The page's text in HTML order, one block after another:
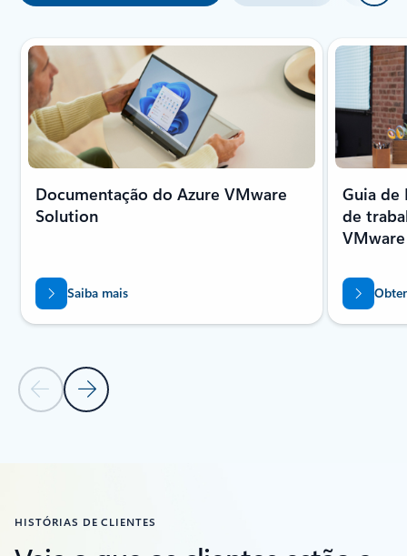
Novo diapositivo apresentado
Diapositivo Anterior
Diapositivo Seguinte
Documentação do Azure VMware
Solution
Saiba mais
Guia de
de
HISTÓRIAS DE CLIENTES